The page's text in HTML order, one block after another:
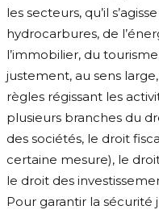
les secteurs, qu’il
hydrocarbures, de
l’immobilier, du
justement, au sens
règles régissant les
plusieurs branches du
des sociétés, le droit
certaine mesure), le
le droit des
Pour garantir la sécurité